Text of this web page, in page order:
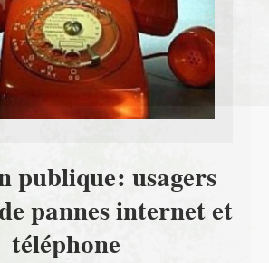
publique: usagers
pannes internet et
téléphone